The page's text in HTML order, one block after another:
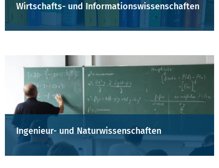
Wirtschafts- und Informationswissenschaften
Ingenieur- und Naturwissenschaften